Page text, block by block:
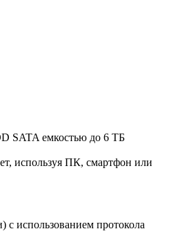
SATA емкостью до 6 ТБ
используя ПК, смартфон или
с использованием протокола